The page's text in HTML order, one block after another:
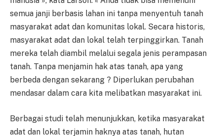
semua janji berbasis lahan ini tanpa menyentuh tanah
masyarakat adat dan komunitas lokal. Secara historis,
masyarakat adat dan lokal telah terpinggirkan. Tanah
mereka telah diambil melalui segala jenis perampasan
tanah. Tanpa menjamin hak atas tanah, apa yang
berbeda dengan sekarang ? Diperlukan perubahan
mendasar dalam cara kita melibatkan masyarakat ini.
Berbagai studi telah menunjukkan, ketika masyarakat
adat dan lokal terjamin haknya atas tanah, hutan